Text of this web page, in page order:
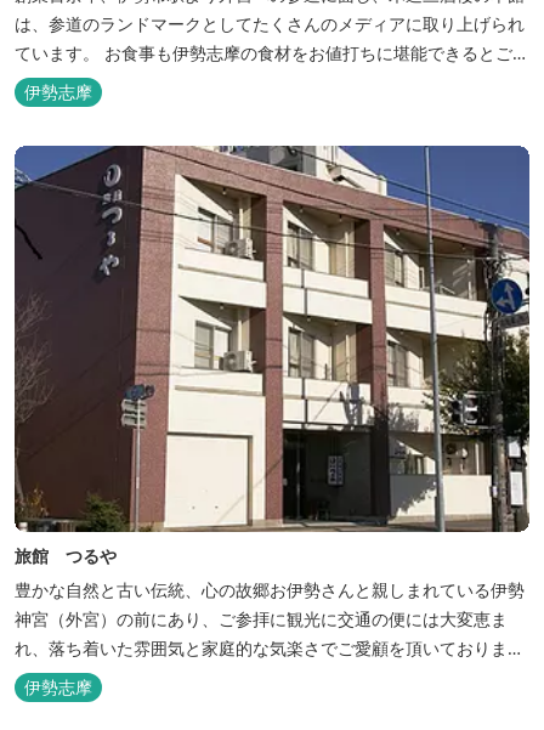
は、参道のランドマークとしてたくさんのメディアに取り上げられ
ています。 お食事も伊勢志摩の食材をお値打ちに堪能できるとご好
評いただいています。
伊勢志摩
旅館 つるや
豊かな自然と古い伝統、心の故郷お伊勢さんと親しまれている伊勢
神宮（外宮）の前にあり、ご参拝に観光に交通の便には大変恵ま
れ、落ち着いた雰囲気と家庭的な気楽さでご愛顧を頂いておりま
す。
伊勢志摩